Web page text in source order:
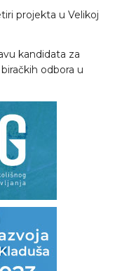
projekta u Velikoj
kandidata za
odbora u